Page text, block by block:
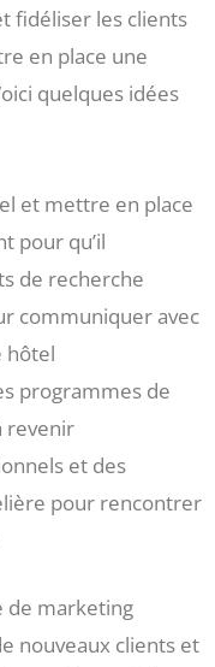
fidéliser les clients
en place une
quelques idées
et mettre en place
pour qu’il
de recherche
communiquer avec
hôtel
programmes de
revenir
et des
pour rencontrer
de marketing
nouveaux clients et